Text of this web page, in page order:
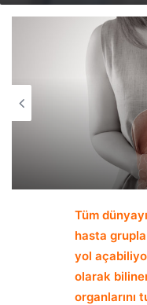
email
Tüm
hasta
yol
olarak
organlarını